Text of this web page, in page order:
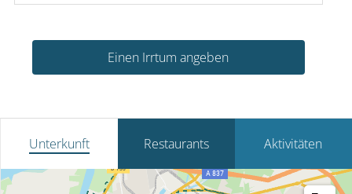
Einen Irrtum angeben
Unterkunft Restaurants Aktivitäten